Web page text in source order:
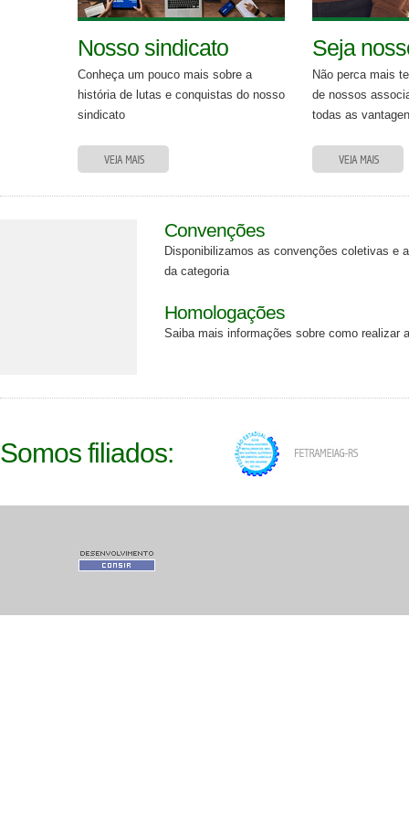
Nosso sindicato Seja
Conheça um pouco mais sobre a
história de lutas e conquistas do nosso
sindicato
Não perca mais
de nossos
todas as
Convenções
Disponibilizamos as convenções coletivas e
da categoria
Homologações
Saiba mais informações sobre como realizar
Somos filiados: